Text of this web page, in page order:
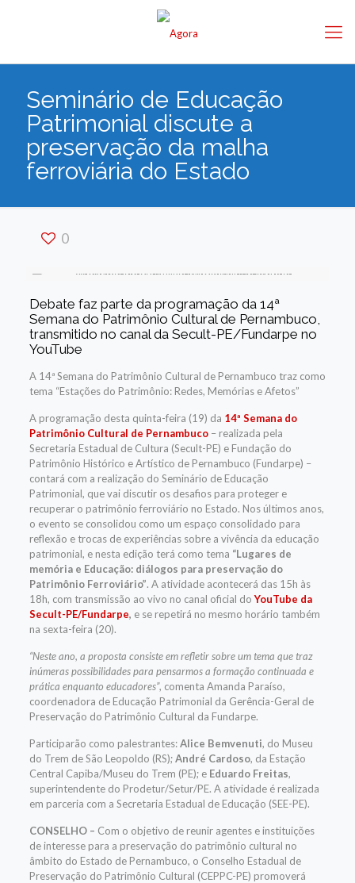
Seminário de Educação
Patrimonial discute a
preservação da malha
ferroviária do Estado
0
Debate faz parte da programação da 14ª
Semana do Patrimônio Cultural de Pernambuco,
transmitido no canal da Secult-PE/Fundarpe no
YouTube
A 14ª Semana do Patrimônio Cultural de Pernambuco traz como
tema “Estações do Patrimônio: Redes, Memórias e Afetos”
A programação desta quinta-feira (19) da 14ª Semana do
Patrimônio Cultural de Pernambuco– realizada pela
Secretaria Estadual de Cultura (Secult-PE) e Fundação do
Patrimônio Histórico e Artístico de Pernambuco (Fundarpe) –
contará com a realização do Seminário de Educação
Patrimonial, que vai discutir os desafios para proteger e
recuperar o patrimônio ferroviário no Estado. Nos últimos anos,
o evento se consolidou como um espaço consolidado para
reflexão e trocas de experiências sobre a vivência da educação
patrimonial, e nesta edição terá como tema “Lugares de
memória e Educação: diálogos para preservação do
Patrimônio Ferroviário”. A atividade acontecerá das 15h às
18h, com transmissão ao vivo no canal oficial doYouTube da
Secult-PE/Fundarpe, e se repetirá no mesmo horário também
na sexta-feira (20).
“Neste ano, a proposta consiste em refletir sobre um tema que traz
inúmeras possibilidades para pensarmos a formação continuada e
prática enquanto educadores”, comenta Amanda Paraíso,
coordenadora de Educação Patrimonial da Gerência-Geral de
Preservação do Patrimônio Cultural da Fundarpe.
Participarão como palestrantes:Alice Bemvenuti, do Museu
do Trem de São Leopoldo (RS);André Cardoso, da Estação
Central Capiba/Museu do Trem (PE); e Eduardo Freitas,
superintendente do Prodetur/Setur/PE. A atividade é realizada
em parceria com a Secretaria Estadual de Educação (SEE-PE).
CONSELHO – Com o objetivo de reunir agentes e instituições
de interesse para a preservação do patrimônio cultural no
âmbito do Estado de Pernambuco, o Conselho Estadual de
Preservação do Patrimônio Cultural (CEPPC-PE) promoverá